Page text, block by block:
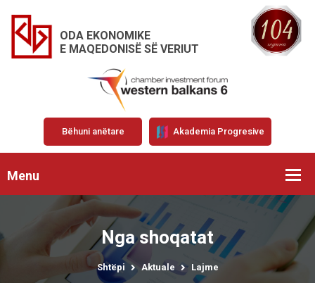
ODA EKONOMIKE
E MAQEDONISË SË VERIUT
Bëhuni anëtare Akademia Progresive
Menu
Nga shoqatat
Shtëpi Aktuale Lajme